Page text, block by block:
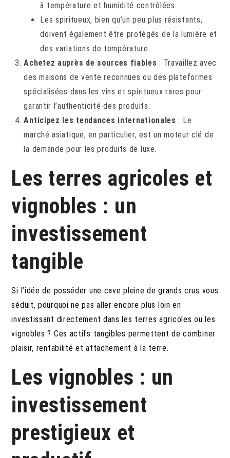
à température et humidité contrôlées.
Les spiritueux, bien qu’un peu plus résistants,
doivent également être protégés de la lumière et
des variations de température.
Achetez auprès de sources fiables : Travaillez avec
des maisons de vente reconnues ou des plateformes
spécialisées dans les vins et spiritueux rares pour
garantir l’authenticité des produits.
Anticipez les tendances internationales : Le
marché asiatique, en particulier, est un moteur clé de
la demande pour les produits de luxe.
Les terres agricoles et
vignobles : un
investissement
tangible
Si l’idée de posséder une cave pleine de grands crus vous
séduit, pourquoi ne pas aller encore plus loin en
investissant directement dans les terres agricoles ou les
vignobles ? Ces actifs tangibles permettent de combiner
plaisir, rentabilité et attachement à la terre.
Les vignobles : un
investissement
prestigieux et